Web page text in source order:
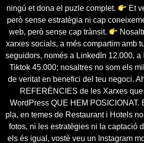
ningú et dona el puzle complet.
Et
però sense estratègia ni cap
web, però sense cap trànsit.
xarxes socials, a més compartim amb
seguidors, només a LinkedIn 12.000, a
Tiktok 45.000; nosaltres no som els
de veritat en benefici del teu negoci.
REFERÈNCIES de les Xarxes
WordPress QUE HEM POSICIONAT.
pla, en temes de Restaurant i Hotels
fotos, ni les estratègies ni la captació
els és igual, vostè veu un Instagram